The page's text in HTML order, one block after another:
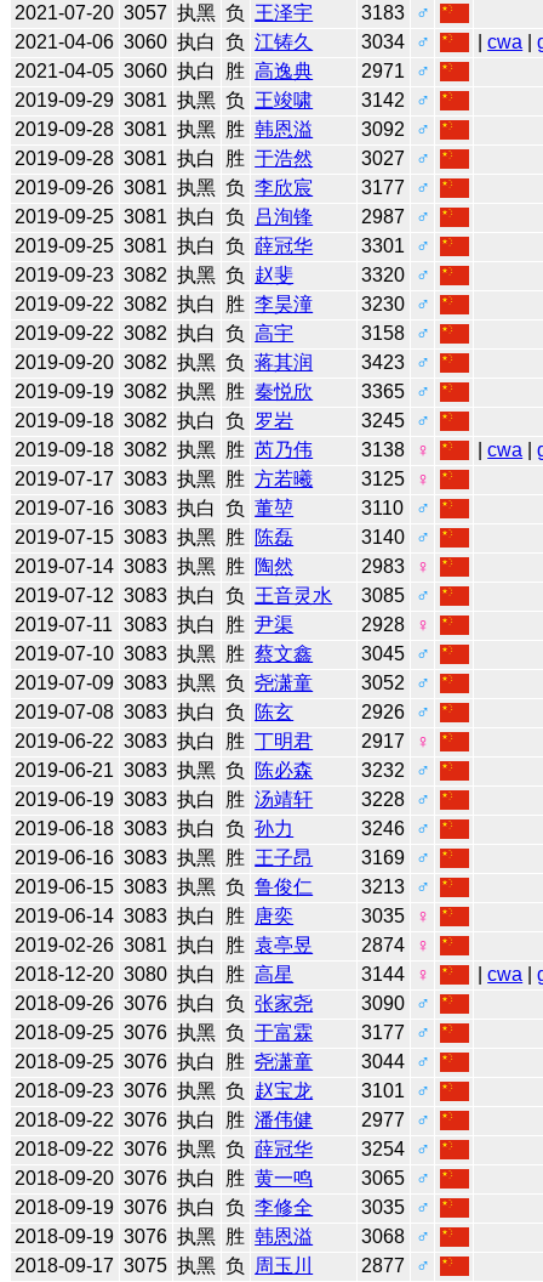
2021-07-20 3057 执黑 负 王泽宇 3183
♂
2021-04-06 3060 执白 负 江铸久 3034 ♂ |cwa |
2021-04-05 3060 执白 胜 高逸典 2971
♂
2019-09-29 3081 执黑 负 王竣啸 3142
♂
2019-09-28 3081 执黑 胜 韩恩溢 3092
♂
2019-09-28 3081 执白 胜 于浩然 3027
♂
2019-09-26 3081 执黑 负 李欣宸 3177
♂
2019-09-25 3081 执白 负 吕洵锋 2987
♂
2019-09-25 3081 执白 负 薛冠华 3301
♂
2019-09-23 3082 执黑 负 赵斐 3320
♂
2019-09-22 3082 执白 胜 李昊潼 3230
♂
2019-09-22 3082 执白 负 高宇 3158
♂
2019-09-20 3082 执黑 负 蒋其润 3423
♂
2019-09-19 3082 执黑 胜 秦悦欣 3365
♂
2019-09-18 3082 执白 负 罗岩 3245
♂
2019-09-18 3082 执黑 胜 芮乃伟 3138 ♀ |cwa |
2019-07-17 3083 执黑 胜 方若曦 3125
♀
2019-07-16 3083 执白 负 董堃 3110
♂
2019-07-15 3083 执黑 胜 陈磊 3140
♂
2019-07-14 3083 执黑 胜 陶然 2983
♀
2019-07-12 3083 执白 负 王音灵水 3085
♂
2019-07-11 3083 执白 胜 尹渠 2928
♀
2019-07-10 3083 执黑 胜 蔡文鑫 3045
♂
2019-07-09 3083 执黑 负 尧潇童 3052
♂
2019-07-08 3083 执白 负 陈玄 2926
♂
2019-06-22 3083 执白 胜 丁明君 2917
♀
2019-06-21 3083 执黑 负 陈必森 3232
♂
2019-06-19 3083 执白 胜 汤靖轩 3228
♂
2019-06-18 3083 执白 负 孙力 3246
♂
2019-06-16 3083 执黑 胜 王子昂 3169
♂
2019-06-15 3083 执黑 负 鲁俊仁 3213
♂
2019-06-14 3083 执白 胜 唐奕 3035
♀
2019-02-26 3081 执白 胜 袁亭昱 2874
♀
2018-12-20 3080 执白 胜 高星 3144 ♀ |cwa |
2018-09-26 3076 执白 负 张家尧 3090
♂
2018-09-25 3076 执黑 负 于富霖 3177
♂
2018-09-25 3076 执白 胜 尧潇童 3044
♂
2018-09-23 3076 执黑 负 赵宝龙 3101
♂
2018-09-22 3076 执白 胜 潘伟健 2977
♂
2018-09-22 3076 执黑 负 薛冠华 3254
♂
2018-09-20 3076 执白 胜 黄一鸣 3065
♂
2018-09-19 3076 执白 负 李修全 3035
♂
2018-09-19 3076 执黑 胜 韩恩溢 3068
♂
2018-09-17 3075 执黑 负 周玉川 2877
♂